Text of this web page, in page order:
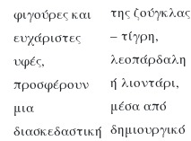
φιγούρες και
ευχάριστες
υφές,
προσφέρουν
μια
διασκεδαστική
της ζούγκλας
– τίγρη,
λεοπάρδαλη
ή λιοντάρι,
μέσα από
δημιουργικό